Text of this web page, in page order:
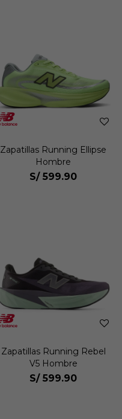
Zapatillas Running Ellipse
Hombre
S/ 599.90
Zapatillas Running Rebel
V5 Hombre
S/ 599.90